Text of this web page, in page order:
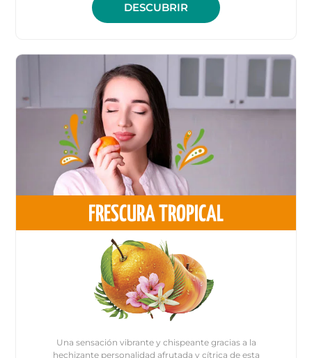
DESCUBRIR
FRESCURA TROPICAL
Una sensación vibrante y chispeante gracias a la
hechizante personalidad afrutada y cítrica de esta